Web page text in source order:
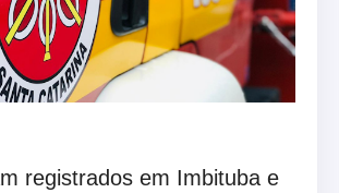
registrados em Imbituba e